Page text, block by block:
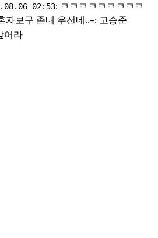
02:53: ㅋㅋㅋㅋㅋㅋㅋㅋㅋ
자보구 존내 우선네..–; 고승준
어라